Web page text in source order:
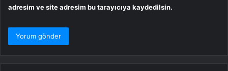
adresim ve site adresim bu tarayıcıya kaydedilsin.